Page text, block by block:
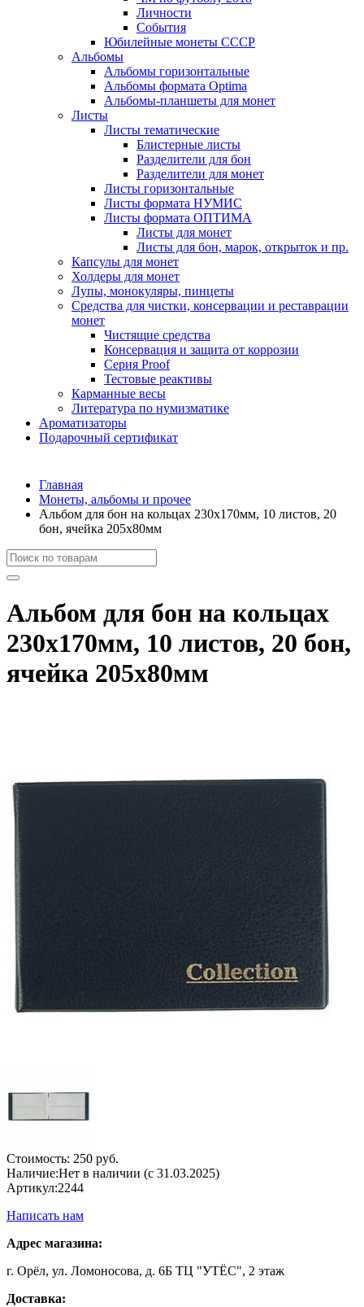
Личности
События
Юбилейные монеты СССР
Альбомы
Альбомы горизонтальные
Альбомы формата Optima
Альбомы-планшеты для монет
Листы
Листы тематические
Блистерные листы
Разделители для бон
Разделители для монет
Листы горизонтальные
Листы формата НУМИС
Листы формата ОПТИМА
Листы для монет
Листы для бон, марок, открыток и пр.
Капсулы для монет
Холдеры для монет
Лупы, монокуляры, пинцеты
Средства для чистки, консервации и реставрации
монет
Чистящие средства
Консервация и защита от коррозии
Серия Proof
Тестовые реактивы
Карманные весы
Литература по нумизматике
Ароматизаторы
Подарочный сертификат
Главная
Монеты, альбомы и прочее
Альбом для бон на кольцах 230х170мм, 10 листов, 20
бон, ячейка 205х80мм
Альбом для бон на кольцах
230х170мм, 10 листов, 20 бон,
ячейка 205х80мм
Стоимость: 250 руб.
Наличие:Нет в наличии (с 31.03.2025)
Артикул:2244
Написать нам
Адрес магазина:
г. Орёл, ул. Ломоносова, д. 6Б ТЦ "УТЁС", 2 этаж
Доставка: